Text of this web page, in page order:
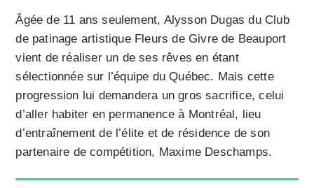
Âgée de 11 ans seulement, Alysson Dugas du Club
de patinage artistique Fleurs de Givre de Beauport
vient de réaliser un de ses rêves en étant
sélectionnée sur l’équipe du Québec. Mais cette
progression lui demandera un gros sacrifice, celui
d’aller habiter en permanence à Montréal, lieu
d’entraînement de l’élite et de résidence de son
partenaire de compétition, Maxime Deschamps.